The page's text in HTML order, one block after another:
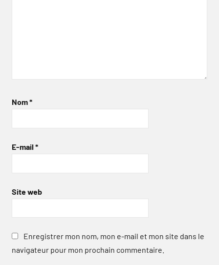
Nom*
E-mail *
Site web
Enregistrer mon nom, mon e-mail et mon site dans le
navigateur pour mon prochain commentaire.